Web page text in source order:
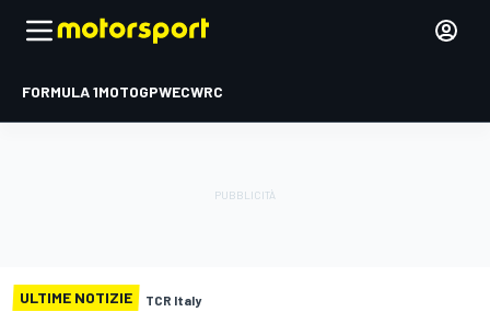
FORMULA 1MOTOGPWECWRC
ULTIME NOTIZIE TCR Italy